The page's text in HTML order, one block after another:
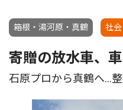
箱根・湯河原・真鶴 社会
寄贈の放水車、
石原プロから真鶴へ…